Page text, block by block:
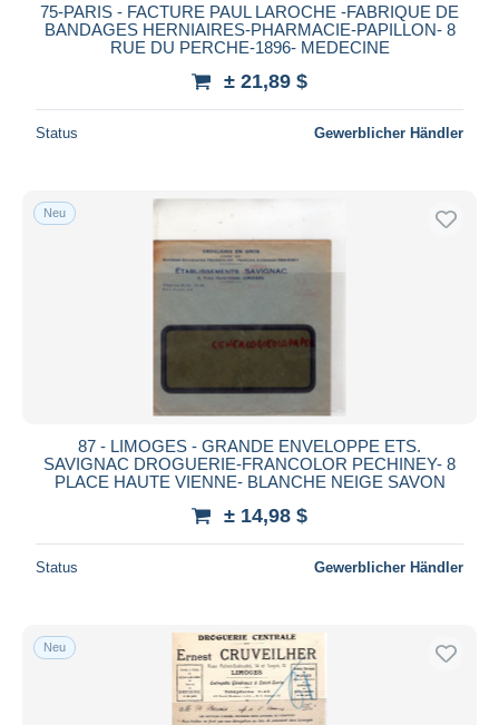
75-PARIS - FACTURE PAUL LAROCHE -FABRIQUE DE
BANDAGES HERNIAIRES-PHARMACIE-PAPILLON- 8
RUE DU PERCHE-1896- MEDECINE
± 21,89 $
Status Gewerblicher Händler
Neu
87 - LIMOGES - GRANDE ENVELOPPE ETS.
SAVIGNAC DROGUERIE-FRANCOLOR PECHINEY- 8
PLACE HAUTE VIENNE- BLANCHE NEIGE SAVON
± 14,98 $
Status Gewerblicher Händler
Neu